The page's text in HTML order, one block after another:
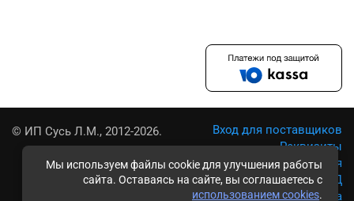
Мы используем файлы cookie для улучшения работы
сайта. Оставаясь на сайте, вы соглашаетесь с
использованием cookies.
© ИП Сусь Л.М., 2012-2026.
Вход для поставщиков
Реквизиты
Условия использования
Политика обработки ПД
Карта сайта